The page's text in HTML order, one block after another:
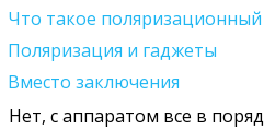
Что такое
Поляризация и гаджеты
Вместо заключения
Нет, с аппаратом все в